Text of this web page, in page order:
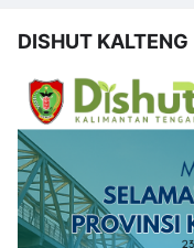
DISHUT KALTENG